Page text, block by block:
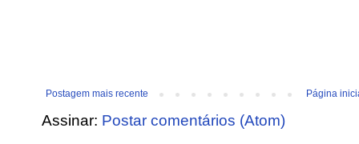
Postagem mais recente Página
Assinar: Postar comentários (Atom)